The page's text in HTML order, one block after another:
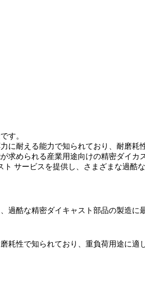
す。
に耐える能力で知られており、耐磨
求められる産業用途向けの精密ダイカ
ト サービスを提供し、さまざまな過酷
過酷な精密ダイキャスト部品の製造に
耗性で知られており、重負荷用途に適